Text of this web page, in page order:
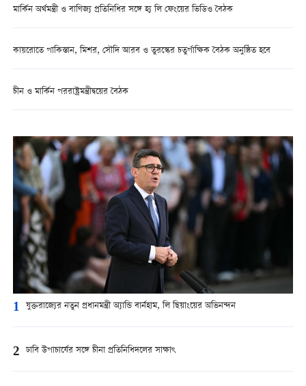
মার্কিন অর্থমন্ত্রী ও বাণিজ্য প্রতিনিধির সঙ্গে হ্য লি ফেংয়ের ভিডিও বৈঠক
কায়রোতে পাকিস্তান, মিশর, সৌদি আরব ও তুরস্কের চতুর্পাক্ষিক বৈঠক অনুষ্ঠিত হবে
চীন ও মার্কিন পররাষ্ট্রমন্ত্রীদ্বয়ের বৈঠক
1 যুক্তরাজ্যের নতুন প্রধানমন্ত্রী অ্যান্ডি বার্নহাম, লি ছিয়াংয়ের অভিনন্দন
2 ঢাবি উপাচার্যের সঙ্গে চীনা প্রতিনিধিদলের সাক্ষাৎ